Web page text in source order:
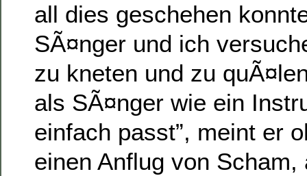
all dies geschehen
SÃ¤nger und ich
zu kneten und zu
als SÃ¤nger wie ein
einfach passt”, meint er
einen Anflug von